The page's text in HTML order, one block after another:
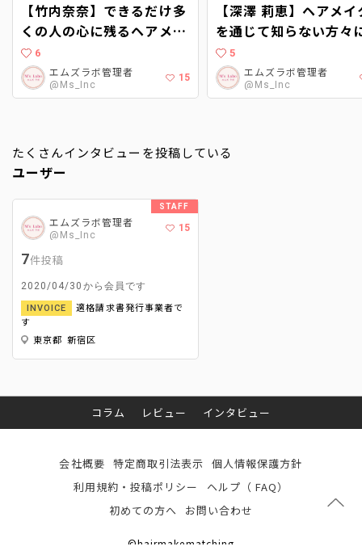
【竹内奈奈】できるだけ多
くの人の心に残るヘアメイ
クを
6
エムズラボ管理者
@Ms_Inc
15
【深澤 莉恵】ヘアメイ
を通じて知らない方々
も、かっこいい！かわ
い！を与えられるよう
在になる
5
エムズラボ管理者
@Ms_Inc
たくさんインタビューを投稿している
ユーザー
エムズラボ管理者
@Ms_Inc
15
7件投稿
2020/04/30から会員です
INVOICE
適格請求書発行事業者で
す
東京都 新宿区
STAFF
コラム レビュー インタビュー
会社概要 特定商取引法表示 個人情報保護方針
利用規約・投稿ポリシー
ヘルプ（ FAQ）
初めての方へ
お問い合わせ
©hairmakematching